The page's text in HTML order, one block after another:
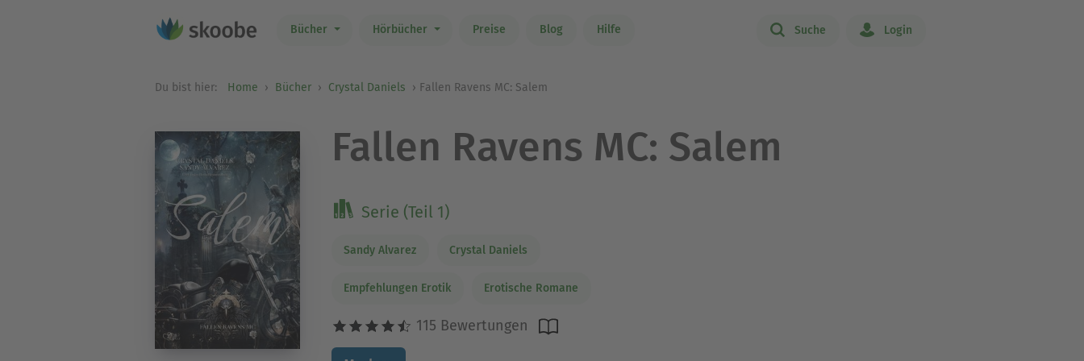
Bücher Hörbücher Preise Blog Hilfe Suche Login
Du bist hier: Home Bücher Crystal Daniels Fallen Ravens MC: Salem
Fallen Ravens MC: Salem
Serie (Teil 1)
Sandy Alvarez Crystal Daniels
Empfehlungen Erotik Erotische Romane
115 Bewertungen